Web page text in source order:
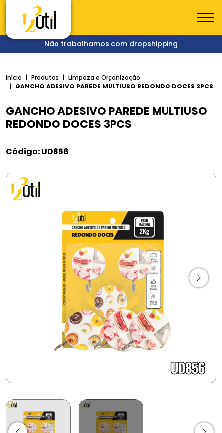
Não trabalhamos com dropshipping
Início Produtos
Limpeza e Organização
GANCHO ADESIVO PAREDE MULTIUSO REDONDO DOCES 3PCS
GANCHO ADESIVO PAREDE MULTIUSO
REDONDO DOCES 3PCS
Código: UD856